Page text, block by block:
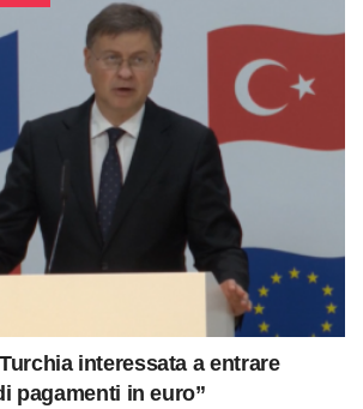
interessata a entrare
pagamenti in euro”